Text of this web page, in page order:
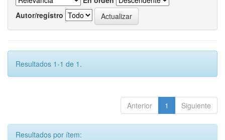
Autor/registro
Resultados 1-1 de 1.
Anterior 1 Siguiente
Resultados por ítem: